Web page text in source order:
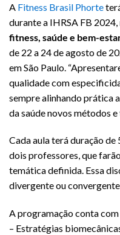
A Fitness Brasil Phorte
durante a IHRSA FB 2024,
fitness, saúde e bem-
de 22 a 24 de agosto de
em São Paulo.
qualidade com
sempre alinhando prática
da saúde novos métodos
Cada aula terá duração
dois professores, que
temática definida. Essa
divergente ou
A programação conta
– Estratégias